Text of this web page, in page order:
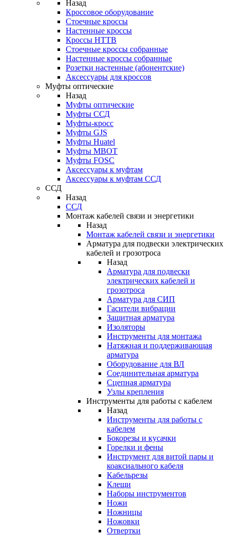
Назад
Кроссовое оборудование
Стоечные кроссы
Настенные кроссы
Кроссы HTTB
Стоечные кроссы собранные
Настенные кроссы собранные
Розетки настенные (абонентские)
Аксессуары для кроссов
Муфты оптические
Назад
Муфты оптические
Муфты ССД
Муфты-кросс
Муфты GJS
Муфты Huatel
Муфты МВОТ
Муфты FOSC
Аксессуары к муфтам
Аксессуары к муфтам ССД
ССД
Назад
ССД
Монтаж кабелей связи и энергетики
Назад
Монтаж кабелей связи и энергетики
Арматура для подвески электрических
кабелей и грозотроса
Назад
Арматура для подвески
электрических кабелей и
грозотроса
Арматура для СИП
Гасители вибрации
Защитная арматура
Изоляторы
Инструменты для монтажа
Натяжная и поддерживающая
арматура
Оборудование для ВЛ
Соединительная арматура
Сцепная арматура
Узлы крепления
Инструменты для работы с кабелем
Назад
Инструменты для работы с
кабелем
Бокорезы и кусачки
Горелки и фены
Инструмент для витой пары и
коаксиального кабеля
Кабельрезы
Клещи
Наборы инструментов
Ножи
Ножницы
Ножовки
Отвертки